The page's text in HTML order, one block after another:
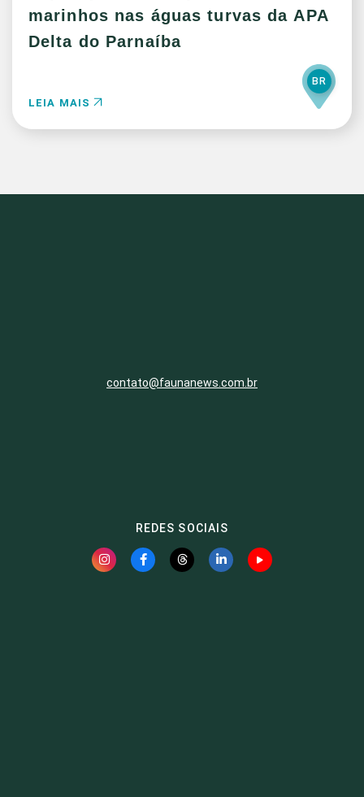
marinhos nas águas turvas da APA
Delta do Parnaíba
LEIA MAIS
BR
contato@faunanews.com.br
REDES SOCIAIS